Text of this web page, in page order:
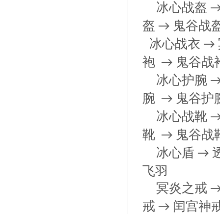
冰心战盔
盔 → 鬼谷战
冰心战衣 →
袍 → 鬼谷战
冰心护腕
腕 → 鬼谷护
冰心战靴
靴 → 鬼谷战
冰心盾 →
飞羽
冥炎之戒
戒 → 闰宫神